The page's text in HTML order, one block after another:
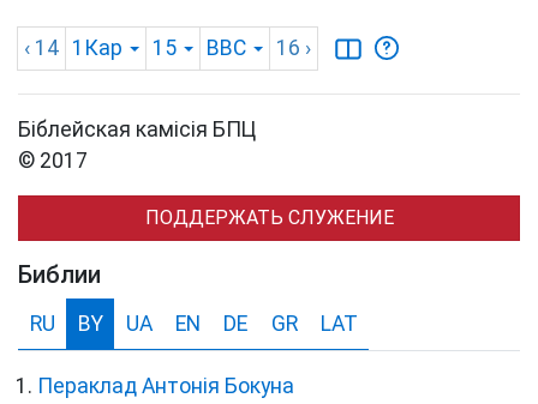
‹ 14 1Кар 15 BBC 16 ›
Біблейская камісія БПЦ
© 2017
ПОДДЕРЖАТЬ СЛУЖЕНИЕ
Библии
RU BY UA EN DE GR LAT
Пераклад Антонія Бокуна